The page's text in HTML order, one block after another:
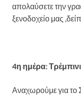
απολαύσετε την
ξενοδοχείο μας
4η ημέρα:
Αναχωρούμε για το